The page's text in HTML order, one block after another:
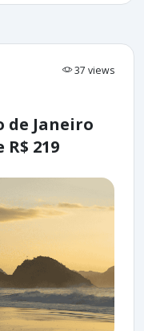
37 views
de Janeiro
219